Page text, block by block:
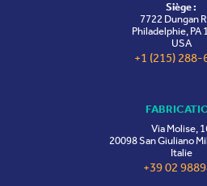
Siège :
7722 Dungan
Philadelphie, PA
USA
+1 (215) 288-
Via Molise,
20098 San Giuliano
Italie
+39 02